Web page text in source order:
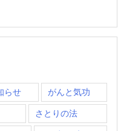
らせ がんと気功
さとりの法